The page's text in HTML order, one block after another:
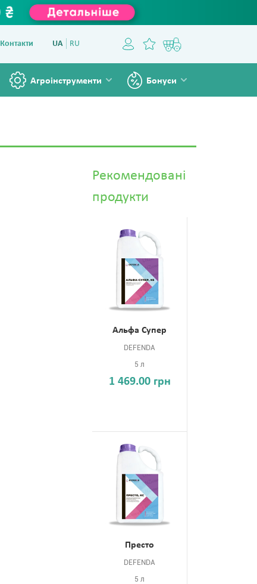
Контакти UA RU
Агроінструменти Бонуси
Рекомендованi
продукти
Альфа Супер
DEFENDA
5 л
1 469.00 грн
Престо
DEFENDA
5 л